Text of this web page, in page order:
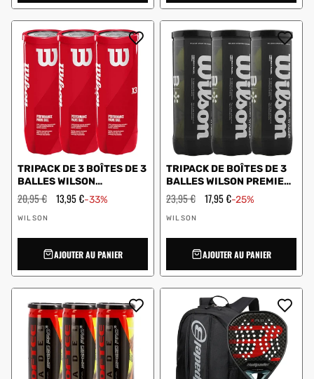
TRIPACK DE 3 BOÎTES DE 3
BALLES WILSON
PERFORMANCE PADEL
Prix
régulier
20,95 € Prix
en
13,95 €-33%
Vendeur
WILSON
AJOUTER AU PANIER
TRIPACK DE BOÎTES DE 3
BALLES WILSON PREMIER
PADEL
Prix
régulier
23,95 € Prix
en
17,95 €-25%
Vendeur
WILSON
AJOUTER AU PANIER